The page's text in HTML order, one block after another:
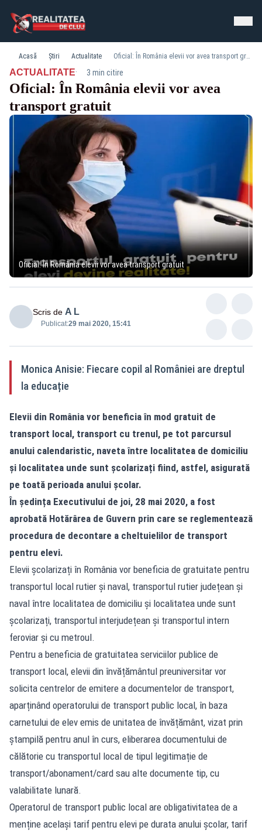
Acasă Știri Actualitate Oficial: În România elevii vor avea transport gratuit
ACTUALITATE· 3 min citire
Oficial: În România elevii vor avea
transport gratuit
Oficial: În România elevii vor avea transport gratuit
Scris de A L
Publicat:29 mai 2020, 15:41
Monica Anisie: Fiecare copil al României are dreptul
la educație
Elevii din România vor beneficia în mod gratuit de
transport local, transport cu trenul, pe tot parcursul
anului calendaristic, naveta între localitatea de domiciliu
și localitatea unde sunt școlarizați fiind, astfel, asigurată
pe toată perioada anului școlar.
În ședința Executivului de joi, 28 mai 2020, a fost
aprobată Hotărârea de Guvern prin care se reglementează
procedura de decontare a cheltuielilor de transport
pentru elevi.
Elevii școlarizați în România vor beneficia de gratuitate pentru
transportul local rutier și naval, transportul rutier județean și
naval între localitatea de domiciliu și localitatea unde sunt
școlarizați, transportul interjudețean și transportul intern
feroviar și cu metroul.
Pentru a beneficia de gratuitatea serviciilor publice de
transport local, elevii din învățământul preuniversitar vor
solicita centrelor de emitere a documentelor de transport,
aparținând operatorului de transport public local, în baza
carnetului de elev emis de unitatea de învățământ, vizat prin
ștampilă pentru anul în curs, eliberarea documentului de
călătorie cu transportul local de tipul legitimație de
transport/abonament/card sau alte documente tip, cu
valabilitate lunară.
Operatorul de transport public local are obligativitatea de a
menține același tarif pentru elevi pe durata anului școlar, tarif